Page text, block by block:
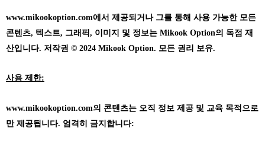
www.mikookoption.com에서 제공되거나 그를 통해 사용 가능한 모든
콘텐츠, 텍스트, 그래픽, 이미지 및 정보는 Mikook Option의 독점 재
산입니다. 저작권 © 2024 Mikook Option. 모든 권리 보유.
사용 제한:
www.mikookoption.com의 콘텐츠는 오직 정보 제공 및 교육 목적으로
만 제공됩니다. 엄격히 금지합니다: